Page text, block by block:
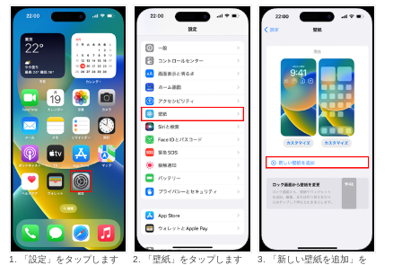
1. 「設定」をタップします 2. 「壁紙」をタップします
3. 「新しい壁紙を追加」を